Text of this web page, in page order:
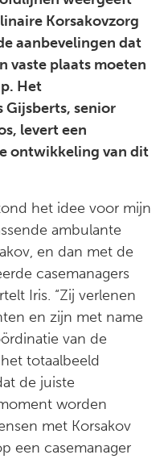
Korsakovzorg
aanbevelingen dat
vaste plaats moeten
Het
Gijsberts, senior
levert een
ontwikkeling van dit
het idee voor mijn
ambulante
en dan met de
casemanagers
Iris. “Zij verlenen
en zijn met name
van de
totaalbeeld
de juiste
worden
met Korsakov
een casemanager